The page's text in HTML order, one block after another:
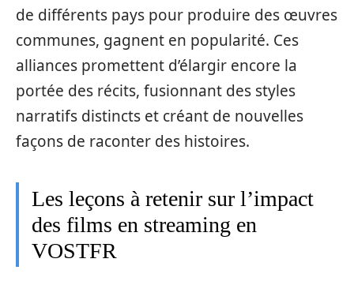
de différents pays pour produire des œuvres
communes, gagnent en popularité. Ces
alliances promettent d’élargir encore la
portée des récits, fusionnant des styles
narratifs distincts et créant de nouvelles
façons de raconter des histoires.
Les leçons à retenir sur l’impact
des films en streaming en
VOSTFR